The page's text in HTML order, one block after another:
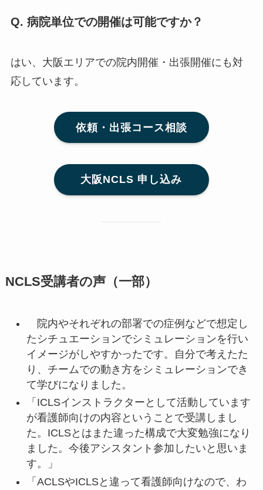
Q. 病院単位での開催は可能ですか？
はい、大阪エリアでの院内開催・出張開催にも対
応しています。
依頼・出張コース相談
大阪NCLS 申し込み
NCLS受講者の声（一部）
院内やそれぞれの部署での症例などで想定し
たシチュエーションでシミュレーションを行い
イメージがしやすかったです。自分で考えたた
り、チームでの動き方をシミュレーションでき
て学びになりました。
「ICLSインストラクターとして活動しています
が看護師向けの内容ということで受講しまし
た。ICLSとはまた違った構成で大変勉強になり
ました。今後アシスタント参加したいと思いま
す。」
「ACLSやICLSと違って看護師向けなので、わ